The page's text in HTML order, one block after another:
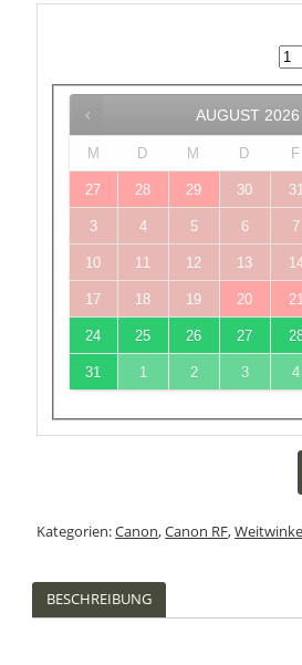
AUGUST 2026
M D M D F
27 28 29 30 31
3 4 5 6 7
10 11 12 13
17 18 19 20 21
24 25 26 27
31 1 2 3 4
Kategorien:Canon,Canon RF,
BESCHREIBUNG